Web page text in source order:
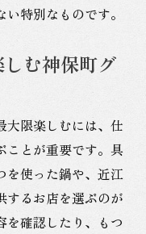
特別なものです。
む神保町グ
大限楽しむには、仕
ことが重要です。具
を使った鍋や、近江
するお店を選ぶのが
を確認したり、もつ